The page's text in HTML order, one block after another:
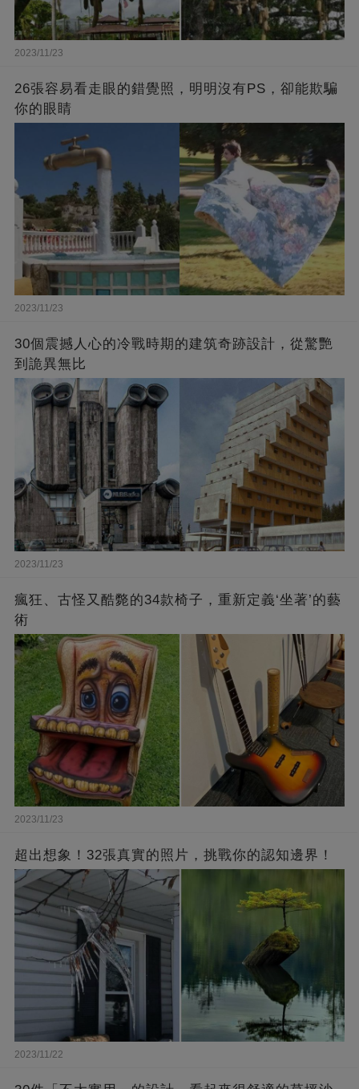
2023/11/23
26張容易看走眼的錯覺照，明明沒有PS，卻能欺騙
你的眼睛
2023/11/23
30個震撼人心的冷戰時期的建筑奇跡設計，從驚艷
到詭異無比
2023/11/23
瘋狂、古怪又酷斃的34款椅子，重新定義‘坐著’的藝
術
2023/11/23
超出想象！32張真實的照片，挑戰你的認知邊界！
2023/11/22